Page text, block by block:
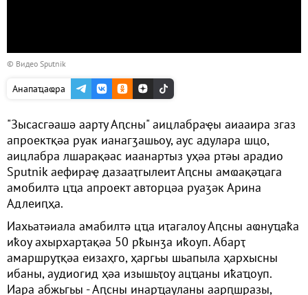
© Видео Sputnik
Анапаҵаҩра
"Зысасгәашә аарту Аԥсны" аицлабраҿы аиааира згаз
апроектқәа руак ианагӡашьоу, аус адулара шцо,
аицлабра лшарақәас иаанартыз уҳәа ртәы арадио
Sputnik аефираҿ дазааҭгылеит Аԥсны амҩақәҵага
амобилтә цҵа апроект авторцәа руаӡәк Арина
Адлеиԥҳа.
Иахьатәиала амабилтә цҵа иҭагалоу Аԥсны аҩнуҵаҟа
иҟоу ахырхарҭақәа 50 рҟынӡа иҟоуп. Абарҭ
амаршруҭқәа еизаҳго, ҳаргьы шьапыла ҳархысны
ибаны, аудиогид ҳәа изышьҭоу ацҵаны иҟаҵоуп.
Иара абжьгьы - Аԥсны инарҵауланы аарԥшразы,